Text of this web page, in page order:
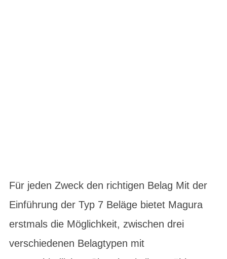
Für jeden Zweck den richtigen Belag Mit der
Einführung der Typ 7 Beläge bietet Magura
erstmals die Möglichkeit, zwischen drei
verschiedenen Belagtypen mit